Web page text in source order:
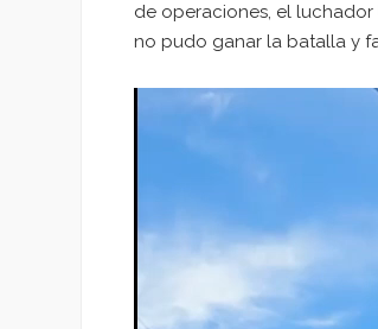
de operaciones, el
no pudo ganar la batalla y
Reproductor